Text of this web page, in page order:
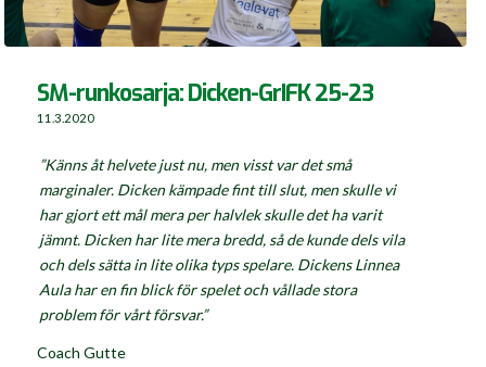
SM-runkosarja: Dicken-GrIFK 25-23
11.3.2020
”Känns åt helvete just nu, men visst var det små
marginaler. Dicken kämpade fint till slut, men skulle vi
har gjort ett mål mera per halvlek skulle det ha varit
jämnt. Dicken har lite mera bredd, så de kunde dels vila
och dels sätta in lite olika typs spelare. Dickens Linnea
Aula har en fin blick för spelet och vållade stora
problem för vårt försvar.”
Coach Gutte